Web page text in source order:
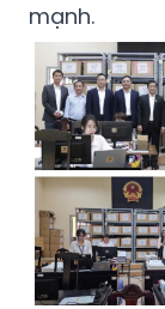
mạnh.